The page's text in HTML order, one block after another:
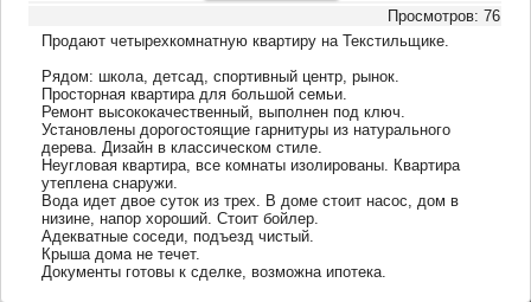
Просмотров: 76
Продают четырехкомнатную квартиру на Текстильщике.
Рядом: школа, детсад, спортивный центр, рынок.
Просторная квартира для большой семьи.
Ремонт высококачественный, выполнен под ключ.
Установлены дорогостоящие гарнитуры из натурального
дерева. Дизайн в классическом стиле.
Неугловая квартира, все комнаты изолированы. Квартира
утеплена снаружи.
Вода идет двое суток из трех. В доме стоит насос, дом в
низине, напор хороший. Стоит бойлер.
Адекватные соседи, подъезд чистый.
Крыша дома не течет.
Документы готовы к сделке, возможна ипотека.